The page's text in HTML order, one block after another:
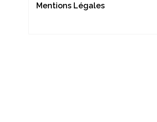
Mentions Légales